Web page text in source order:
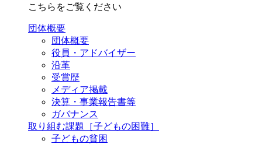
こちらをご覧ください
団体概要
団体概要
役員・アドバイザー
沿革
受賞歴
メディア掲載
決算・事業報告書等
ガバナンス
取り組む課題
［子どもの困難］
子どもの貧困